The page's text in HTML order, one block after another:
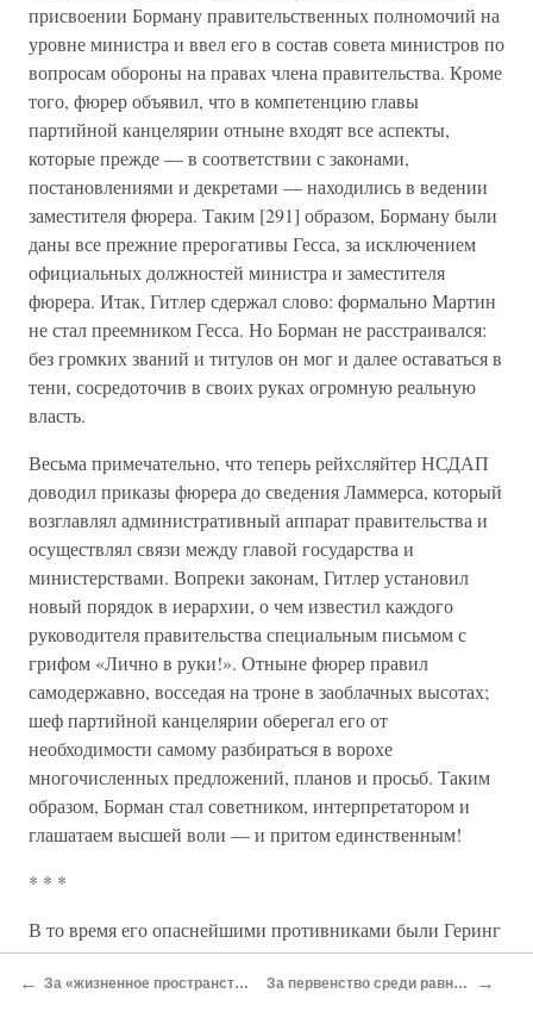
присвоении Борману правительственных полномочий на
уровне министра и ввел его в состав совета министров по
вопросам обороны на правах члена правительства. Кроме
того, фюрер объявил, что в компетенцию главы
партийной канцелярии отныне входят все аспекты,
которые прежде — в соответствии с законами,
постановлениями и декретами — находились в ведении
заместителя фюрера. Таким [291] образом, Борману были
даны все прежние прерогативы Гесса, за исключением
официальных должностей министра и заместителя
фюрера. Итак, Гитлер сдержал слово: формально Мартин
не стал преемником Гесса. Но Борман не расстраивался:
без громких званий и титулов он мог и далее оставаться в
тени, сосредоточив в своих руках огромную реальную
власть.
Весьма примечательно, что теперь рейхсляйтер НСДАП
доводил приказы фюрера до сведения Ламмерса, который
возглавлял административный аппарат правительства и
осуществлял связи между главой государства и
министерствами. Вопреки законам, Гитлер установил
новый порядок в иерархии, о чем известил каждого
руководителя правительства специальным письмом с
грифом «Лично в руки!». Отныне фюрер правил
самодержавно, восседая на троне в заоблачных высотах;
шеф партийной канцелярии оберегал его от
необходимости самому разбираться в ворохе
многочисленных предложений, планов и просьб. Таким
образом, Борман стал советником, интерпретатором и
глашатаем высшей воли — и притом единственным!
* * *
В то время его опаснейшими противниками были Геринг
и Лей, принадлежавшие к высшим кругам нацистской
иерархии и старавшиеся настроить против него самого
← За «жизненное пространство» За первенство среди равных →